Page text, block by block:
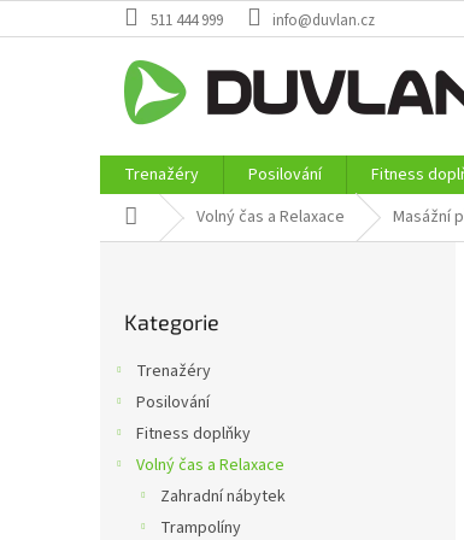
na
511 444 999 info@duvlan.cz
Trenažéry Posilování Fitness
Domů Volný čas a Relaxace Masážní
kategorie
Kategorie
Trenažéry
Posilování
Fitness doplňky
Volný čas a Relaxace
Zahradní nábytek
Trampolíny